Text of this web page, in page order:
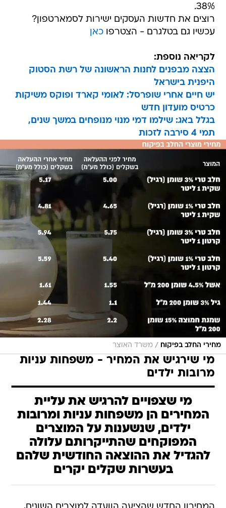
38%.
רוצים את חדשות העסקים ישירות לסמארטפון?
עכשיו גם בטלגרם - הצטרפוכאן
לקריאה נוספת:
הצצה מבפנים לחנות הראשונה של רשת הסטוק
היפנית בישראל
יש חיים אחרי שופרסל: לאומי קארד ופוקס משיקות
כרטיס מועדון חדש
בגלל באג: שילמו דמי מנוי מנופחים במשך שנים,
תמי 4 סירבה לזכות
מחירי החלב בפיקוח / משרד האוצר
מי שירגיש את המחיר - משפחות עניות
מרובות ילדים
מי שצפויים להרגיש את עליית
המחירים הן משפחות עניות ומרובות
ילדים, שנשענות על המוצרים
המפוקחים שהתייקרותם עלולה
להגדיל את ההוצאה החודשית שלהם
בעשרות שקלים יקרים